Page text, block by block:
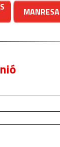
MANRESA